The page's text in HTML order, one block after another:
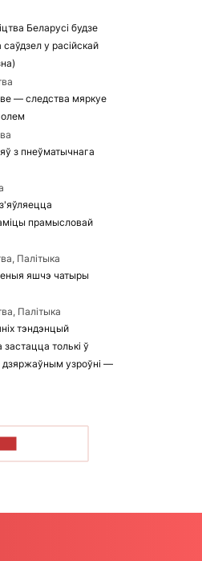
Беларусі будзе
у расійскай
— следства мяркуе
з пнеўматычнага
прамысловай
Палітыка
яшчэ чатыры
Палітыка
тэндэнцый
толькі ў
дзяржаўным узроўні —